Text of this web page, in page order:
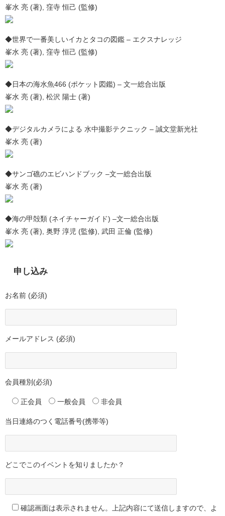
峯水 亮 (著), 窪寺 恒己 (監修)
◆世界で一番美しいイカとタコの図鑑 – エクスナレッジ
峯水 亮 (著), 窪寺 恒己 (監修)
◆日本の海水魚466 (ポケット図鑑) – 文一総合出版
峯水 亮 (著), 松沢 陽士 (著)
◆デジタルカメラによる 水中撮影テクニック – 誠文堂新光社
峯水 亮 (著)
◆サンゴ礁のエビハンドブック –文一総合出版
峯水 亮 (著)
◆海の甲殻類 (ネイチャーガイド) –文一総合出版
峯水 亮 (著), 奥野 淳児 (監修), 武田 正倫 (監修)
申し込み
お名前 (必須)
メールアドレス (必須)
会員種別(必須)
正会員 一般会員 非会員
当日連絡のつく電話番号(携帯等)
どこでこのイベントを知りましたか？
確認画面は表示されません。上記内容にて送信しますので、よ